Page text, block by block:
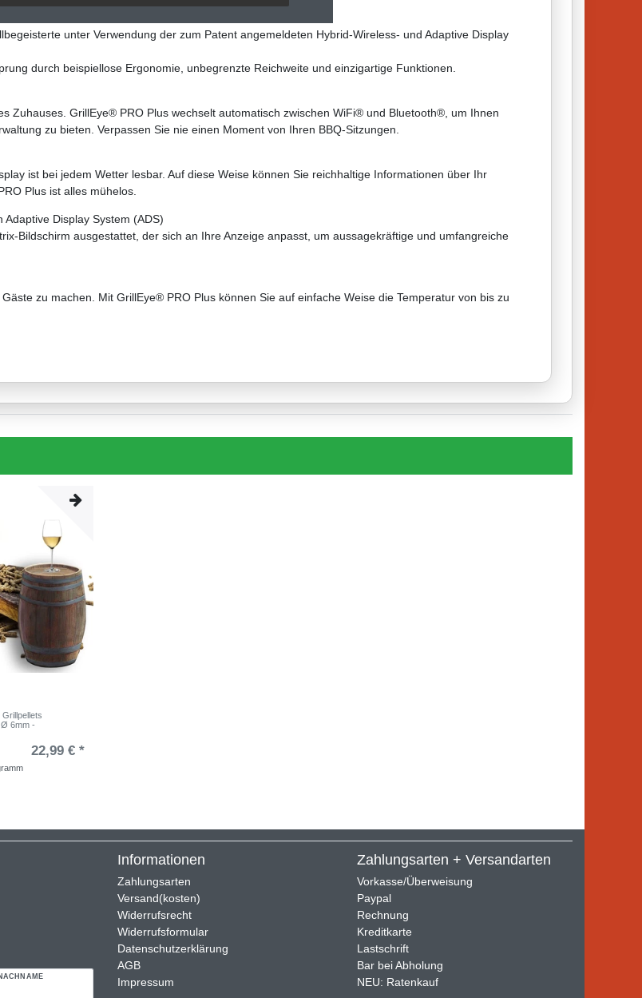
unter Verwendung der zum Patent angemeldeten Hybrid-Wireless- und Adaptive Display
durch beispiellose Ergonomie, unbegrenzte Reichweite und einzigartige Funktionen.
Zuhauses. GrillEye® PRO Plus wechselt automatisch zwischen WiFi® und Bluetooth®, um Ihnen
zu bieten. Verpassen Sie nie einen Moment von Ihren BBQ-Sitzungen.
ist bei jedem Wetter lesbar. Auf diese Weise können Sie reichhaltige Informationen über Ihr
Plus ist alles mühelos.
Display System (ADS)
Bildschirm ausgestattet, der sich an Ihre Anzeige anpasst, um aussagekräftige und umfangreiche
zu machen. Mit GrillEye® PRO Plus können Sie auf einfache Weise die Temperatur von bis zu
Ø 6mm -
22,99 € *
Informationen
Zahlungsarten
Versand(kosten)
Widerrufsrecht
Widerrufsformular
Datenschutzerklärung
AGB
Impressum
Zahlungsarten + Versandarten
Vorkasse/Überweisung
Paypal
Rechnung
Kreditkarte
Lastschrift
Bar bei Abholung
NEU: Ratenkauf